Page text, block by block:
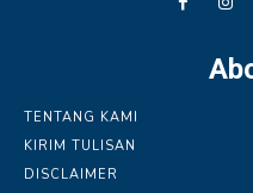
TENTANG KAMI
KIRIM TULISAN
DISCLAIMER